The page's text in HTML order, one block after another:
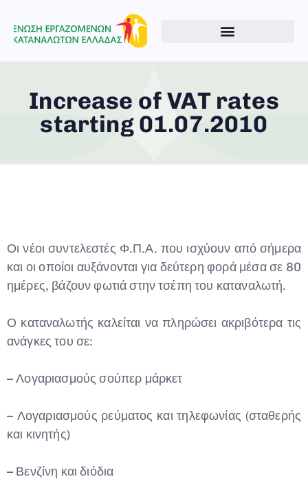
Increase of VAT rates
starting 01.07.2010
Οι νέοι συντελεστές Φ.Π.Α. που ισχύουν από σήμερα
και οι οποίοι αυξάνονται για δεύτερη φορά μέσα σε 80
ημέρες, βάζουν φωτιά στην τσέπη του καταναλωτή.
Ο καταναλωτής καλείται να πληρώσει ακριβότερα τις
ανάγκες του σε:
– Λογαριασμούς σούπερ μάρκετ
– Λογαριασμούς ρεύματος και τηλεφωνίας (σταθερής
και κινητής)
– Βενζίνη και διόδια
Type and hit enter